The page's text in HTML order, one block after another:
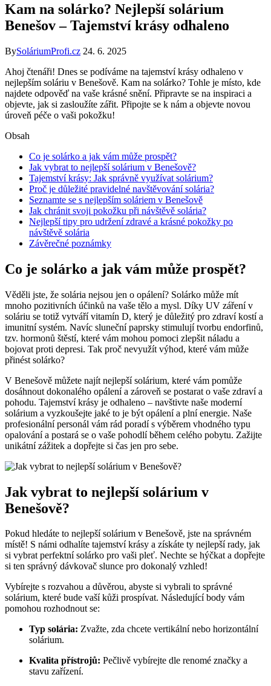
Kam na solárko? Nejlepší solárium
Benešov – Tajemství krásy odhaleno
BySoláriumProfi.cz 24. 6. 2025
Ahoj čtenáři! Dnes se podíváme⁤ na ⁢tajemství krásy odhaleno v‌
nejlepším soláriu v Benešově. Kam na solárko? Tohle je místo,‌ kde
najdete‌ odpověď na vaše krásné snění.⁤ Připravte se na ‍inspiraci a
objevte, jak ⁢si zasloužíte zářit. Připojte se k nám a ​objevte novou
úroveň péče o vaši⁣ pokožku!
Obsah
Co je solárko a jak ⁣vám může ⁢prospět?
Jak vybrat‍ to nejlepší solárium v Benešově?
Tajemství ⁣krásy: Jak správně využívat solárium?
Proč ​je důležité ​pravidelné navštěvování solária?
Seznamte se⁢ s‌ nejlepším soláriem ​v Benešově
Jak ⁤chránit svoji ⁣pokožku při návštěvě solária?
Nejlepší tipy pro udržení zdravé‍ a ‌krásné ‌pokožky po
návštěvě solária
Závěrečné poznámky
Co je solárko a jak ⁣vám může ⁢prospět?
Věděli jste, že⁢ solária nejsou jen o opálení? Solárko může mít
mnoho pozitivních účinků na vaše tělo a‌ mysl. Díky UV záření‌ v
soláriu‍ se totiž vytváří vitamín D, který je důležitý pro zdraví kostí a
imunitní ‌systém. Navíc sluneční paprsky stimulují ‌tvorbu endorfinů,
tzv. hormonů štěstí, které⁣ vám mohou pomoci zlepšit náladu a
‌bojovat proti ‌depresi. ⁢Tak proč nevyužít výhod, které vám může⁢
přinést ⁤solárko?
V Benešově můžete najít nejlepší ‍solárium, které vám ⁢pomůže
dosáhnout dokonalého opálení⁣ a zároveň se postarat o vaše zdraví a
pohodu. Tajemství‍ krásy je odhaleno⁢ – navštivte naše moderní
solárium a vyzkoušejte jaké to je být opálení a plní energie. Naše⁤
profesionální personál vám rád poradí s výběrem‍ vhodného⁤ typu
opalování a postará⁣ se o vaše pohodlí během celého⁣ pobytu. Zažijte​
unikátní zážitek a dopřejte si ​čas jen pro sebe.
Jak vybrat‍ to nejlepší solárium v
Benešově?
Pokud hledáte to ⁢nejlepší solárium v Benešově, ‍jste na správném
místě! S ⁢námi⁣ odhalíte tajemství krásy ​a‍ získáte ty nejlepší rady, jak
si vybrat⁤ perfektní solárko‍ pro vaši pleť. Nechte se hýčkat a dopřejte
si ‍ten správný dávkovač slunce ⁢pro ‌dokonalý ​vzhled!
Vybírejte s rozvahou a důvěrou, ‌abyste si vybrali to správné
solárium, které bude vaší⁣ kůži prospívat. Následující body vám
pomohou rozhodnout se:
Typ ⁣solária: Zvažte, zda⁢ chcete⁣ vertikální nebo horizontální
solárium.
Kvalita přístrojů: Pečlivě vybírejte⁤ dle renomé značky a
stavu zařízení.